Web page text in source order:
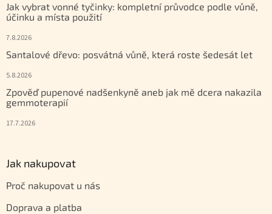
Jak vybrat vonné tyčinky: kompletní průvodce podle vůně,
účinku a místa použití
7.8.2026
Santalové dřevo: posvátná vůně, která roste šedesát let
5.8.2026
Zpověď pupenové nadšenkyně aneb jak mě dcera nakazila
gemmoterapií
17.7.2026
Jak nakupovat
Proč nakupovat u nás
Doprava a platba